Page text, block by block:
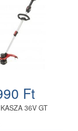
Ft
36V GT